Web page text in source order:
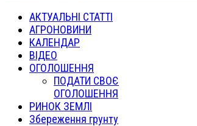
АКТУАЛЬНІ СТАТТІ
АГРОНОВИНИ
КАЛЕНДАР
ВІДЕО
ОГОЛОШЕННЯ
ПОДАТИ СВОЄ
ОГОЛОШЕННЯ
РИНОК ЗЕМЛІ
Збереження грунту